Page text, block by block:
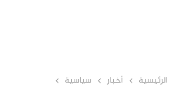
الرئيسية أخبار سياسية